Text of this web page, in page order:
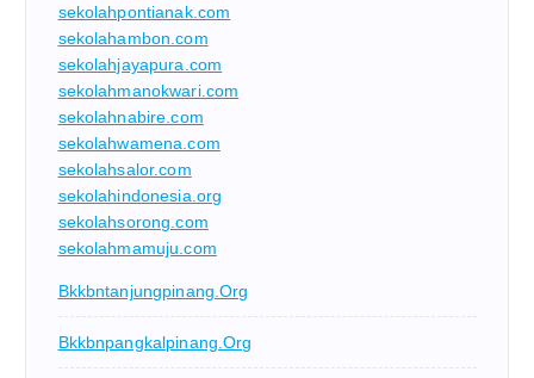
sekolahpontianak.com
sekolahambon.com
sekolahjayapura.com
sekolahmanokwari.com
sekolahnabire.com
sekolahwamena.com
sekolahsalor.com
sekolahindonesia.org
sekolahsorong.com
sekolahmamuju.com
Bkkbntanjungpinang.org
Bkkbnpangkalpinang.org